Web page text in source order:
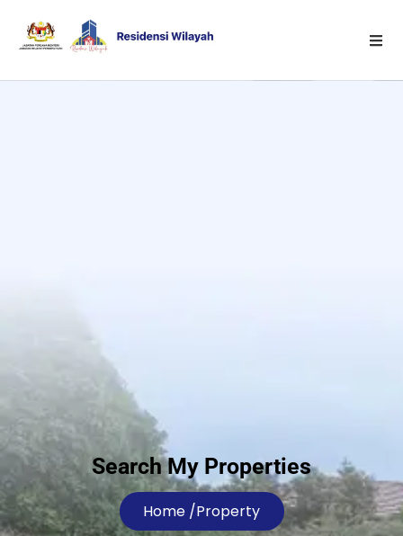
Search My Properties
Home /Property